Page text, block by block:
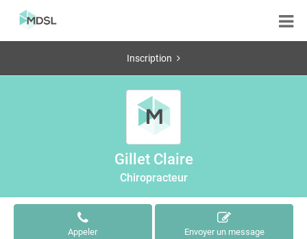
Inscription
Gillet Claire
Chiropracteur
Appeler Envoyer un message